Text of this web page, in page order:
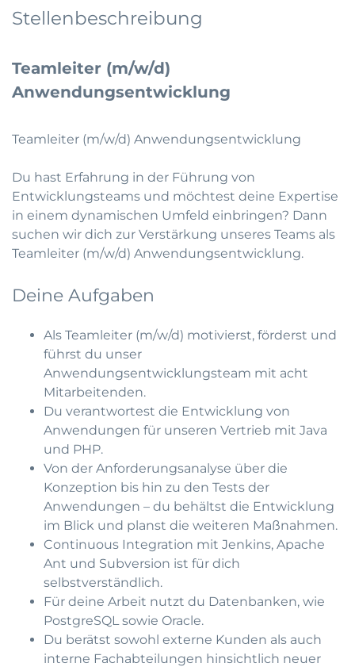
Stellenbeschreibung
Teamleiter (m/w/d)
Anwendungsentwicklung
Teamleiter (m/w/d) Anwendungsentwicklung
Du hast Erfahrung in der Führung von
Entwicklungsteams und möchtest deine Expertise
in einem dynamischen Umfeld einbringen? Dann
suchen wir dich zur Verstärkung unseres Teams als
Teamleiter (m/w/d) Anwendungsentwicklung.
Deine Aufgaben
Als Teamleiter (m/w/d) motivierst, förderst und
führst du unser
Anwendungsentwicklungsteam mit acht
Mitarbeitenden.
Du verantwortest die Entwicklung von
Anwendungen für unseren Vertrieb mit Java
und PHP.
Von der Anforderungsanalyse über die
Konzeption bis hin zu den Tests der
Anwendungen – du behältst die Entwicklung
im Blick und planst die weiteren Maßnahmen.
Continuous Integration mit Jenkins, Apache
Ant und Subversion ist für dich
selbstverständlich.
Für deine Arbeit nutzt du Datenbanken, wie
PostgreSQL sowie Oracle.
Du berätst sowohl externe Kunden als auch
interne Fachabteilungen hinsichtlich neuer